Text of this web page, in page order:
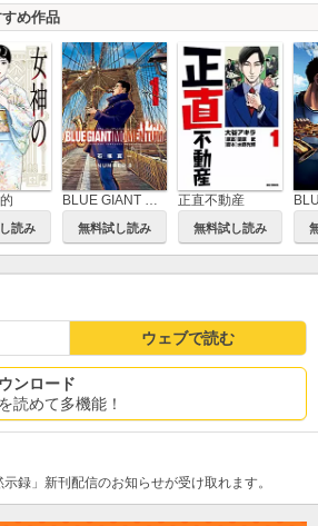
すめ作品
読み
BLUE GIANT MOMENTUM
無料試し読み
正直不動産
無料試し読み
ウェブで読む
ンロード
読めて多機能！
録」新刊配信のお知らせが受け取れます。